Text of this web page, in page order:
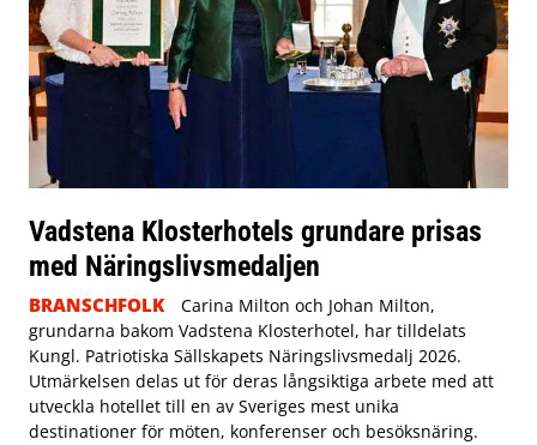
Vadstena Klosterhotels grundare prisas
med Näringslivsmedaljen
BRANSCHFOLK
Carina Milton och Johan Milton,
grundarna bakom Vadstena Klosterhotel, har tilldelats
Kungl. Patriotiska Sällskapets Näringslivsmedalj 2026.
Utmärkelsen delas ut för deras långsiktiga arbete med att
utveckla hotellet till en av Sveriges mest unika
destinationer för möten, konferenser och besöksnäring.